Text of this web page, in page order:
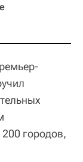
городов,